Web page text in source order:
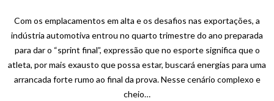
Com os emplacamentos em alta e os desafios nas exportações, a
indústria automotiva entrou no quarto trimestre do ano preparada
para dar o “sprint final”, expressão que no esporte significa que o
atleta, por mais exausto que possa estar, buscará energias para uma
arrancada forte rumo ao final da prova. Nesse cenário complexo e
cheio…